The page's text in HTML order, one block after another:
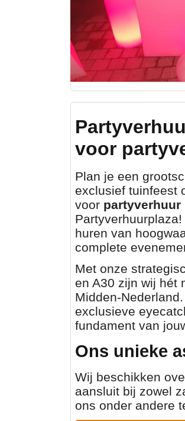
voor
Plan je een
exclusief tuinfeest
voor partyverhuur
huren van
complete
Met onze
en A30 zijn wij hét
Midden-
exclusieve
fundament van
Ons unieke
Wij beschikken
aansluit bij zowel
ons onder andere